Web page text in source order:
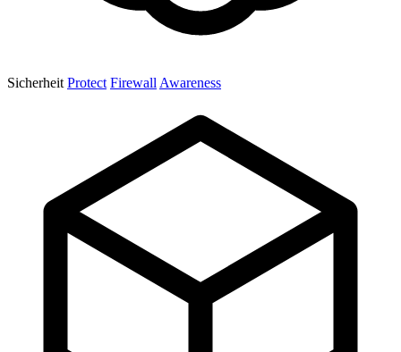
Sicherheit Protect Firewall Awareness